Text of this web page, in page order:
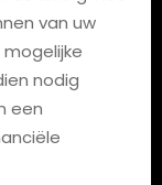
van uw
nodig
een